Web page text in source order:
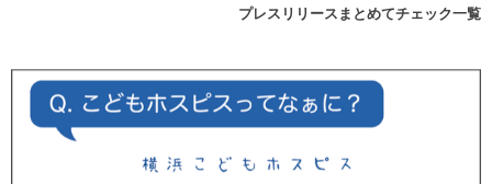
プレスリリースまとめてチェック一覧